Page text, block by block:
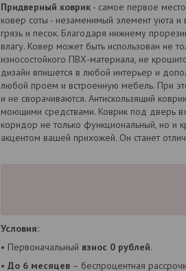
Придверный коврик - самое первое
ковер соты - незаменимый элемент уюта
грязь и песок. Благодаря нижнему
влагу. Ковер может быть использован не
износостойкого ПВХ-материала, не
дизайн впишется в любой интерьер и
любой проем и встроенную мебель. При
и не сворачиваются. Антискользящий
моющими средствами. Коврик под дверь
коридор не только функциональный, но и
акцентом вашей прихожей. Он станет
Условия:
• Первоначальный взнос 0 рублей.
• До 6 месяцев – беспроцентная